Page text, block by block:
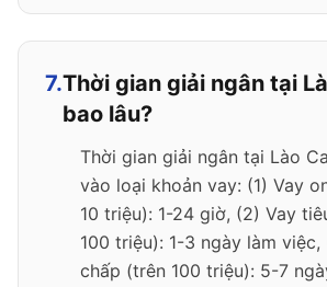
7.Thời gian giải ngân tại
bao lâu?
Thời gian giải ngân tại Lào
vào loại khoản vay: (1) Vay
10 triệu): 1-24 giờ, (2) Vay
100 triệu): 1-3 ngày làm
chấp (trên 100 triệu): 5-7